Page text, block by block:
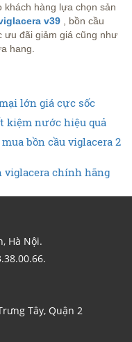
hàng lựa chọn sản
v39 , bồn cầu
ưu đãi giảm giá cũng như
hang.
lớn giá cực sốc
kiệm nước hiệu quả
bồn cầu viglacera 2
viglacera chính hãng
Hà Nội.
Tây, Quận 2